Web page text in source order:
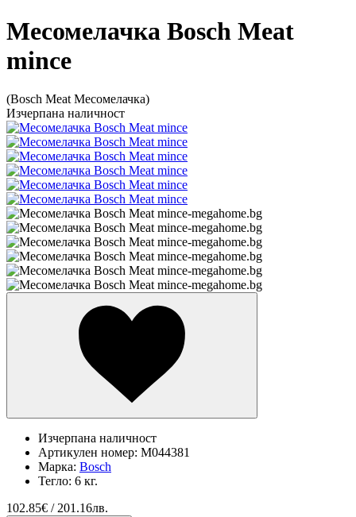
Месомелачка Bosch Meat
mince
(Bosch Meat Месомелачка)
Изчерпана наличност
Изчерпана наличност
Артикулен номер: M044381
Марка: Bosch
Тегло: 6 кг.
102.85€ / 201.16лв.